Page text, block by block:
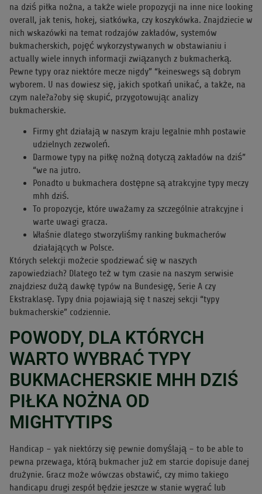
na dziś piłka nożna, a także wiele propozycji na inne nice looking
overall, jak tenis, hokej, siatkówka, czy koszykówka. Znajdziecie w
nich wskazówki na temat rodzajów zakładów, systemów
bukmacherskich, pojęć wykorzystywanych w obstawianiu i
actually wiele innych informacji związanych z bukmacherką.
Pewne typy oraz niektóre mecze nigdy” “keineswegs są dobrym
wyborem. U nas dowiesz się, jakich spotkań unikać, a także, na
czym nale?a?oby się skupić, przygotowując analizy
bukmacherskie.
Firmy ght działają w naszym kraju legalnie mhh postawie
udzielnych zezwoleń.
Darmowe typy na piłkę nożną dotyczą zakładów na dziś”
“we na jutro.
Ponadto u bukmachera dostępne są atrakcyjne typy meczy
mhh dziś.
To propozycje, które uważamy za szczególnie atrakcyjne i
warte uwagi gracza.
Właśnie dlatego stworzyliśmy ranking bukmacherów
działających w Polsce.
Których selekcji możecie spodziewać się w naszych
zapowiedziach? Dlatego też w tym czasie na naszym serwisie
znajdziesz dużą dawkę typów na Bundesigę, Serie A czy
Ekstraklasę. Typy dnia pojawiają się t naszej sekcji “typy
bukmacherskie” codziennie.
POWODY, DLA KTÓRYCH
WARTO WYBRAĆ TYPY
BUKMACHERSKIE MHH DZIŚ
PIŁKA NOŻNA OD
MIGHTYTIPS
Handicap – yak niektórzy się pewnie domyślają – to be able to
pewna przewaga, którą bukmacher już em starcie dopisuje danej
drużynie. Gracz może wówczas obstawić, czy mimo takiego
handicapu drugi zespół będzie jeszcze w stanie wygrać lub